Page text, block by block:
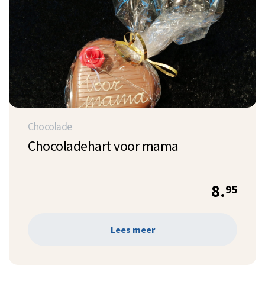
Chocolade
Chocoladehart voor mama
8.95
Lees meer